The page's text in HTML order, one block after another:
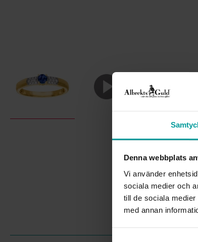
Denna webbplats
Vi använder
sociala medier och
till de sociala
med annan